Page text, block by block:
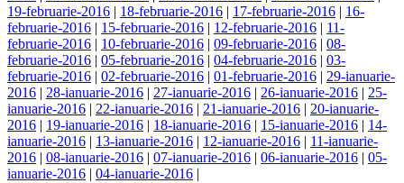
19-februarie-2016 | 18-februarie-2016 | 17-februarie-2016 | 16-
februarie-2016 | 15-februarie-2016 | 12-februarie-2016 | 11-
februarie-2016 | 10-februarie-2016 | 09-februarie-2016 | 08-
februarie-2016 | 05-februarie-2016 | 04-februarie-2016 | 03-
februarie-2016 | 02-februarie-2016 | 01-februarie-2016 | 29-ianuarie-
2016 | 28-ianuarie-2016 | 27-ianuarie-2016 | 26-ianuarie-2016 | 25-
ianuarie-2016 | 22-ianuarie-2016 | 21-ianuarie-2016 | 20-ianuarie-
2016 | 19-ianuarie-2016 | 18-ianuarie-2016 | 15-ianuarie-2016 | 14-
ianuarie-2016 | 13-ianuarie-2016 | 12-ianuarie-2016 | 11-ianuarie-
2016 | 08-ianuarie-2016 | 07-ianuarie-2016 | 06-ianuarie-2016 | 05-
ianuarie-2016 | 04-ianuarie-2016 |